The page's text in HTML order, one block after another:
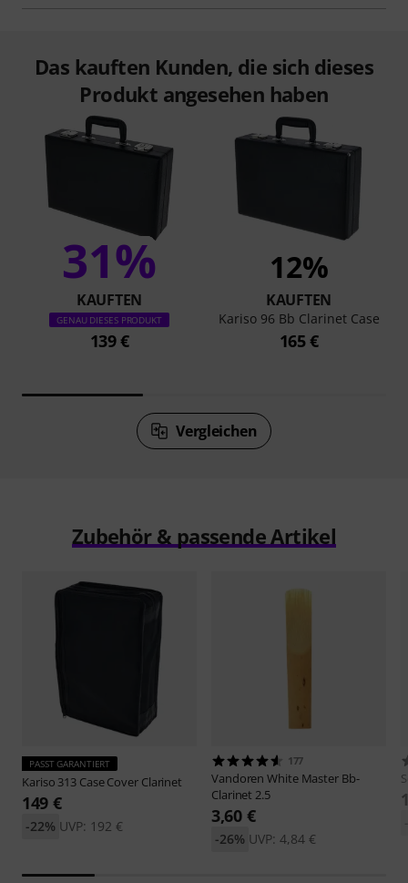
Das kauften Kunden, die sich dieses
Produkt angesehen haben
31%
KAUFTEN
GENAU DIESES PRODUKT
139 €
12%
KAUFTEN
Kariso 96 Bb Clarinet Case
165 €
Vergleichen
Zubehör & passende Artikel
PASST GARANTIERT
Kariso 313 Case Cover Clarinet
149 €
UVP: 192 €
-22%
177
VandorenWhite Master Bb-
Clarinet 2.5
3,60 €
UVP: 4,84 €
-26%